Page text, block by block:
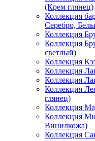
(Крем глянец)
Коллекция
Серебро,
Коллекция
Коллекция
светлый)
Коллекция
Коллекция
Коллекция
Коллекция
глянец)
Коллекция
Коллекция
Винилкожа)
Коллекция